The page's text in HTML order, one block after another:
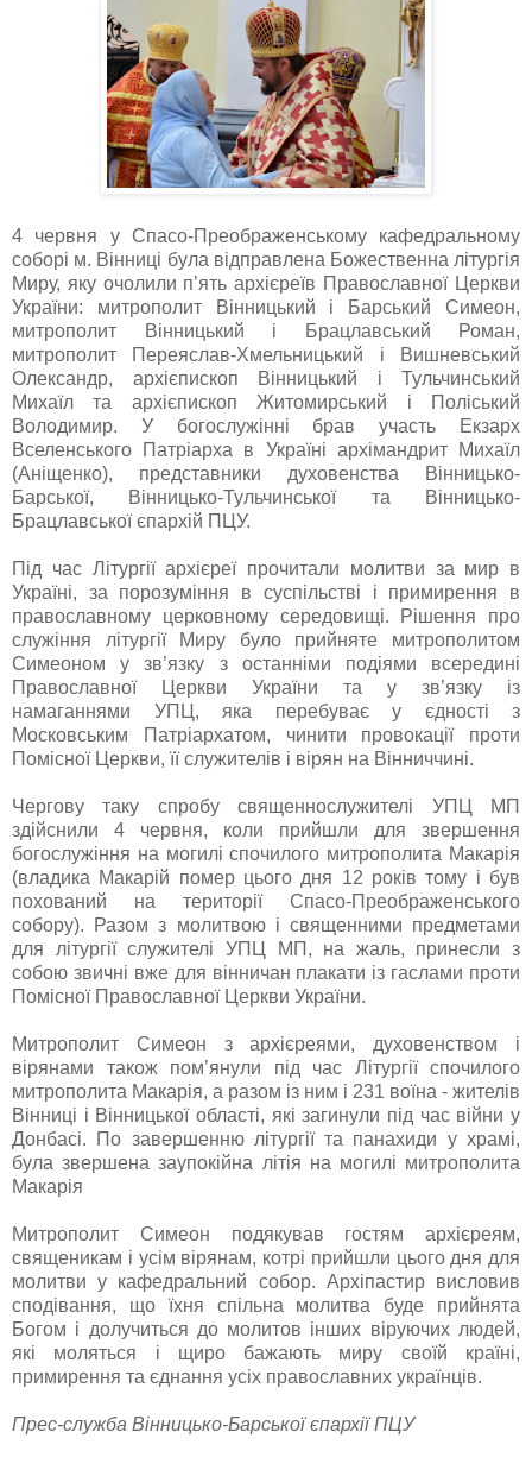
4 червня у Спасо-Преображенському кафедральному
соборі м. Вінниці була відправлена Божественна літургія
Миру, яку очолили п’ять архієреїв Православної Церкви
України: митрополит Вінницький і Барський Симеон,
митрополит Вінницький і Брацлавський Роман,
митрополит Переяслав-Хмельницький і Вишневський
Олександр, архієпископ Вінницький і Тульчинський
Михаїл та архієпископ Житомирський і Поліський
Володимир. У богослужінні брав участь Екзарх
Вселенського Патріарха в Україні архімандрит Михаїл
(Аніщенко), представники духовенства Вінницько-
Барської, Вінницько-Тульчинської та Вінницько-
Брацлавської єпархій ПЦУ.
Під час Літургії архієреї прочитали молитви за мир в
Україні, за порозуміння в суспільстві і примирення в
православному церковному середовищі. Рішення про
служіння літургії Миру було прийняте митрополитом
Симеоном у зв’язку з останніми подіями всередині
Православної Церкви України та у зв’язку із
намаганнями УПЦ, яка перебуває у єдності з
Московським Патріархатом, чинити провокації проти
Помісної Церкви, її служителів і вірян на Вінниччині.
Чергову таку спробу священнослужителі УПЦ МП
здійснили 4 червня, коли прийшли для звершення
богослужіння на могилі спочилого митрополита Макарія
(владика Макарій помер цього дня 12 років тому і був
похований на території Спасо-Преображенського
собору). Разом з молитвою і священними предметами
для літургії служителі УПЦ МП, на жаль, принесли з
собою звичні вже для вінничан плакати із гаслами проти
Помісної Православної Церкви України.
Митрополит Симеон з архієреями, духовенством і
вірянами також пом’янули під час Літургії спочилого
митрополита Макарія, а разом із ним і 231 воїна - жителів
Вінниці і Вінницької області, які загинули під час війни у
Донбасі. По завершенню літургії та панахиди у храмі,
була звершена заупокійна літія на могилі митрополита
Макарія
Митрополит Симеон подякував гостям архієреям,
священикам і усім вірянам, котрі прийшли цього дня для
молитви у кафедральний собор. Архіпастир висловив
сподівання, що їхня спільна молитва буде прийнята
Богом і долучиться до молитов інших віруючих людей,
які моляться і щиро бажають миру своїй країні,
примирення та єднання усіх православних українців.
Прес-служба Вінницько-Барської єпархії ПЦУ